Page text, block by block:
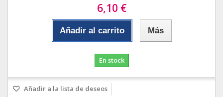
6,10 €
Añadir al carrito Más
En stock
Añadir a la lista de deseos